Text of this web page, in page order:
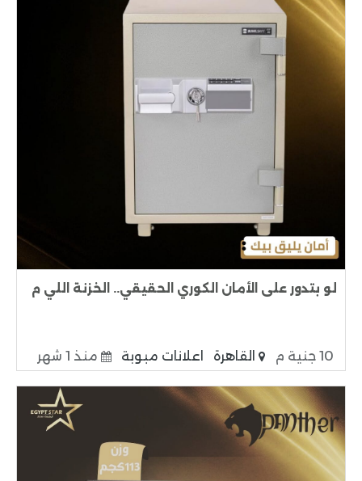
لو بتدور على الأمان الكوري الحقيقي.. الخزنة اللي م
10 جنية م القاهرة اعلانات مبوبة منذ 1 شهر